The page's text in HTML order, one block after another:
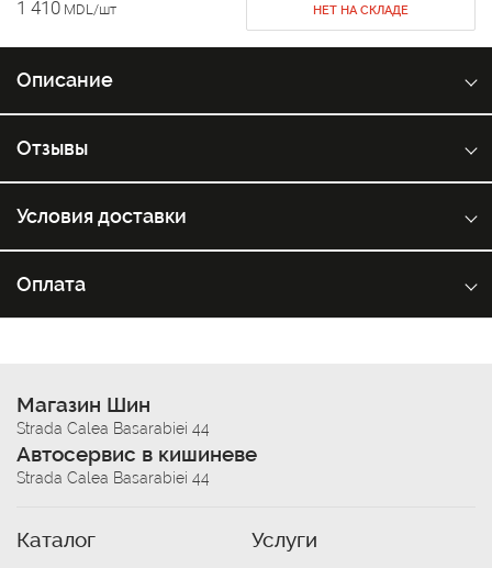
1 410 MDL/шт НЕТ НА СКЛАДЕ
Описание
Отзывы
Условия доставки
Оплата
Магазин Шин
Strada Calea Basarabiei 44
Автосервис в кишиневе
Strada Calea Basarabiei 44
Каталог Услуги